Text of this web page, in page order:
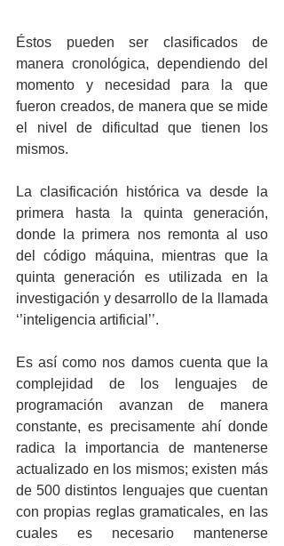
Éstos pueden ser clasificados de
manera cronológica, dependiendo del
momento y necesidad para la que
fueron creados, de manera que se mide
el nivel de dificultad que tienen los
mismos.
La clasificación histórica va desde la
primera hasta la quinta generación,
donde la primera nos remonta al uso
del código máquina, mientras que la
quinta generación es utilizada en la
investigación y desarrollo de la llamada
‘’inteligencia artificial’’.
Es así como nos damos cuenta que la
complejidad de los lenguajes de
programación avanzan de manera
constante, es precisamente ahí donde
radica la importancia de mantenerse
actualizado en los mismos; existen más
de 500 distintos lenguajes que cuentan
con propias reglas gramaticales, en las
cuales es necesario mantenerse